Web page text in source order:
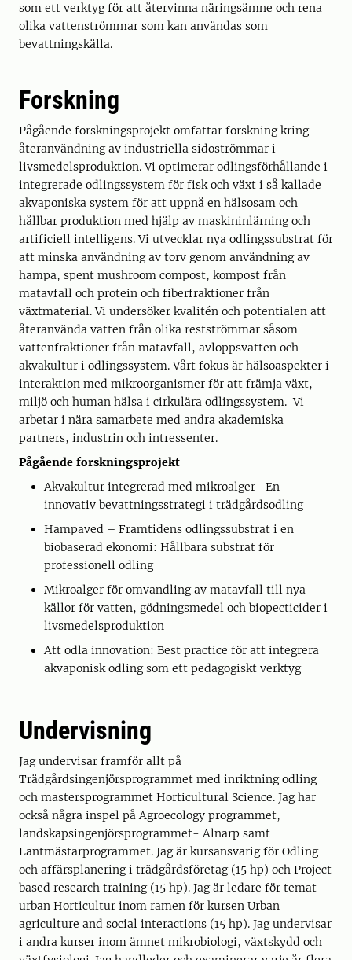
som ett verktyg för att återvinna näringsämne och rena
olika vattenströmmar som kan användas som
bevattningskälla.
Forskning
Pågående forskningsprojekt omfattar forskning kring
återanvändning av industriella sidoströmmar i
livsmedelsproduktion. Vi optimerar odlingsförhållande i
integrerade odlingssystem för fisk och växt i så kallade
akvaponiska system för att uppnå en hälsosam och
hållbar produktion med hjälp av maskininlärning och
artificiell intelligens. Vi utvecklar nya odlingssubstrat för
att minska användning av torv genom användning av
hampa, spent mushroom compost, kompost från
matavfall och protein och fiberfraktioner från
växtmaterial. Vi undersöker kvalitén och potentialen att
återanvända vatten från olika restströmmar såsom
vattenfraktioner från matavfall, avloppsvatten och
akvakultur i odlingssystem. Vårt fokus är hälsoaspekter i
interaktion med mikroorganismer för att främja växt,
miljö och human hälsa i cirkulära odlingssystem. Vi
arbetar i nära samarbete med andra akademiska
partners, industrin och intressenter.
Pågående forskningsprojekt
Akvakultur integrerad med mikroalger- En
innovativ bevattningsstrategi i trädgårdsodling
Hampaved – Framtidens odlingssubstrat i en
biobaserad ekonomi: Hållbara substrat för
professionell odling
Mikroalger för omvandling av matavfall till nya
källor för vatten, gödningsmedel och biopecticider i
livsmedelsproduktion
Att odla innovation: Best practice för att integrera
akvaponisk odling som ett pedagogiskt verktyg
Undervisning
Jag undervisar framför allt på
Trädgårdsingenjörsprogrammet med inriktning odling
och mastersprogrammet Horticultural Science. Jag har
också några inspel på Agroecology programmet,
landskapsingenjörsprogrammet- Alnarp samt
Lantmästarprogrammet. Jag är kursansvarig för Odling
och affärsplanering i trädgårdsföretag (15 hp) och Project
based research training (15 hp). Jag är ledare för temat
urban Horticultur inom ramen för kursen Urban
agriculture and social interactions (15 hp). Jag undervisar
i andra kurser inom ämnet mikrobiologi, växtskydd och